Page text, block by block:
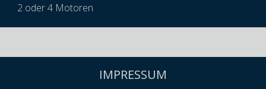
2 oder 4 Motoren
IMPRESSUM